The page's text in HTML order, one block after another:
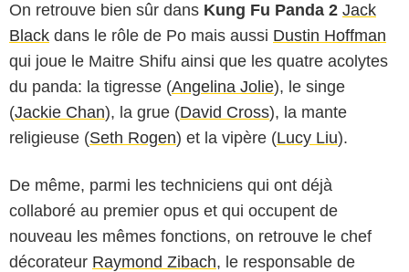
On retrouve bien sûr dans Kung Fu Panda 2 Jack
Black dans le rôle de Po mais aussi Dustin Hoffman
qui joue le Maitre Shifu ainsi que les quatre acolytes
du panda: la tigresse (Angelina Jolie), le singe
(Jackie Chan), la grue (David Cross), la mante
religieuse (Seth Rogen) et la vipère (Lucy Liu).
De même, parmi les techniciens qui ont déjà
collaboré au premier opus et qui occupent de
nouveau les mêmes fonctions, on retrouve le chef
décorateur Raymond Zibach, le responsable de